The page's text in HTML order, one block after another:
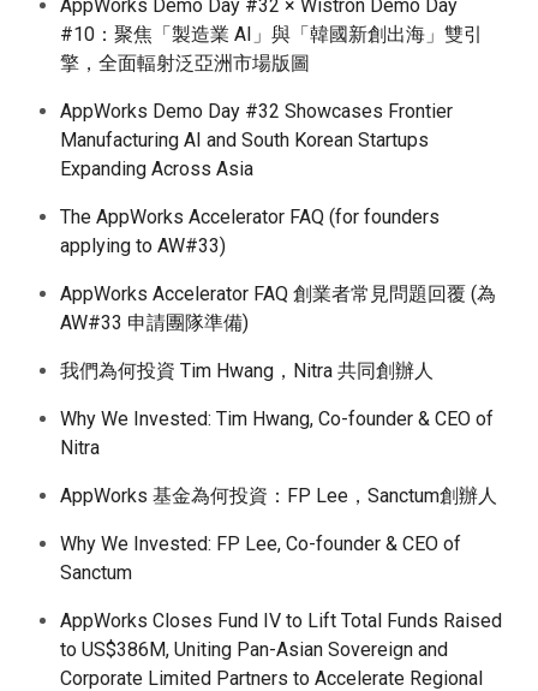
AppWorks Demo Day #32 × Wistron Demo Day
#10：聚焦「製造業 AI」與「韓國新創出海」雙引
擎，全面輻射泛亞洲市場版圖
AppWorks Demo Day #32 Showcases Frontier
Manufacturing AI and South Korean Startups
Expanding Across Asia
The AppWorks Accelerator FAQ (for founders
applying to AW#33)
AppWorks Accelerator FAQ 創業者常見問題回覆 (為
AW#33 申請團隊準備)
我們為何投資 Tim Hwang，Nitra 共同創辦人
Why We Invested: Tim Hwang, Co-founder & CEO of
Nitra
AppWorks 基金為何投資：FP Lee，Sanctum創辦人
Why We Invested: FP Lee, Co-founder & CEO of
Sanctum
AppWorks Closes Fund IV to Lift Total Funds Raised
to US$386M, Uniting Pan-Asian Sovereign and
Corporate Limited Partners to Accelerate Regional